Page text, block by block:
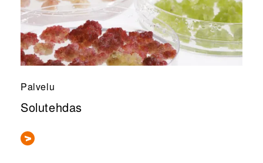
Palvelu
Solutehdas